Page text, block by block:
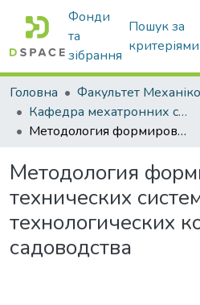
Фонди
та
зібрання
Пошук за
критеріями
Головна
Кафедра мехатронних систем тракторів та сільскогосподарських машин
Методология формирования технических систем для технологических комплексов садоводства
Методология
технических
технологических
садоводства